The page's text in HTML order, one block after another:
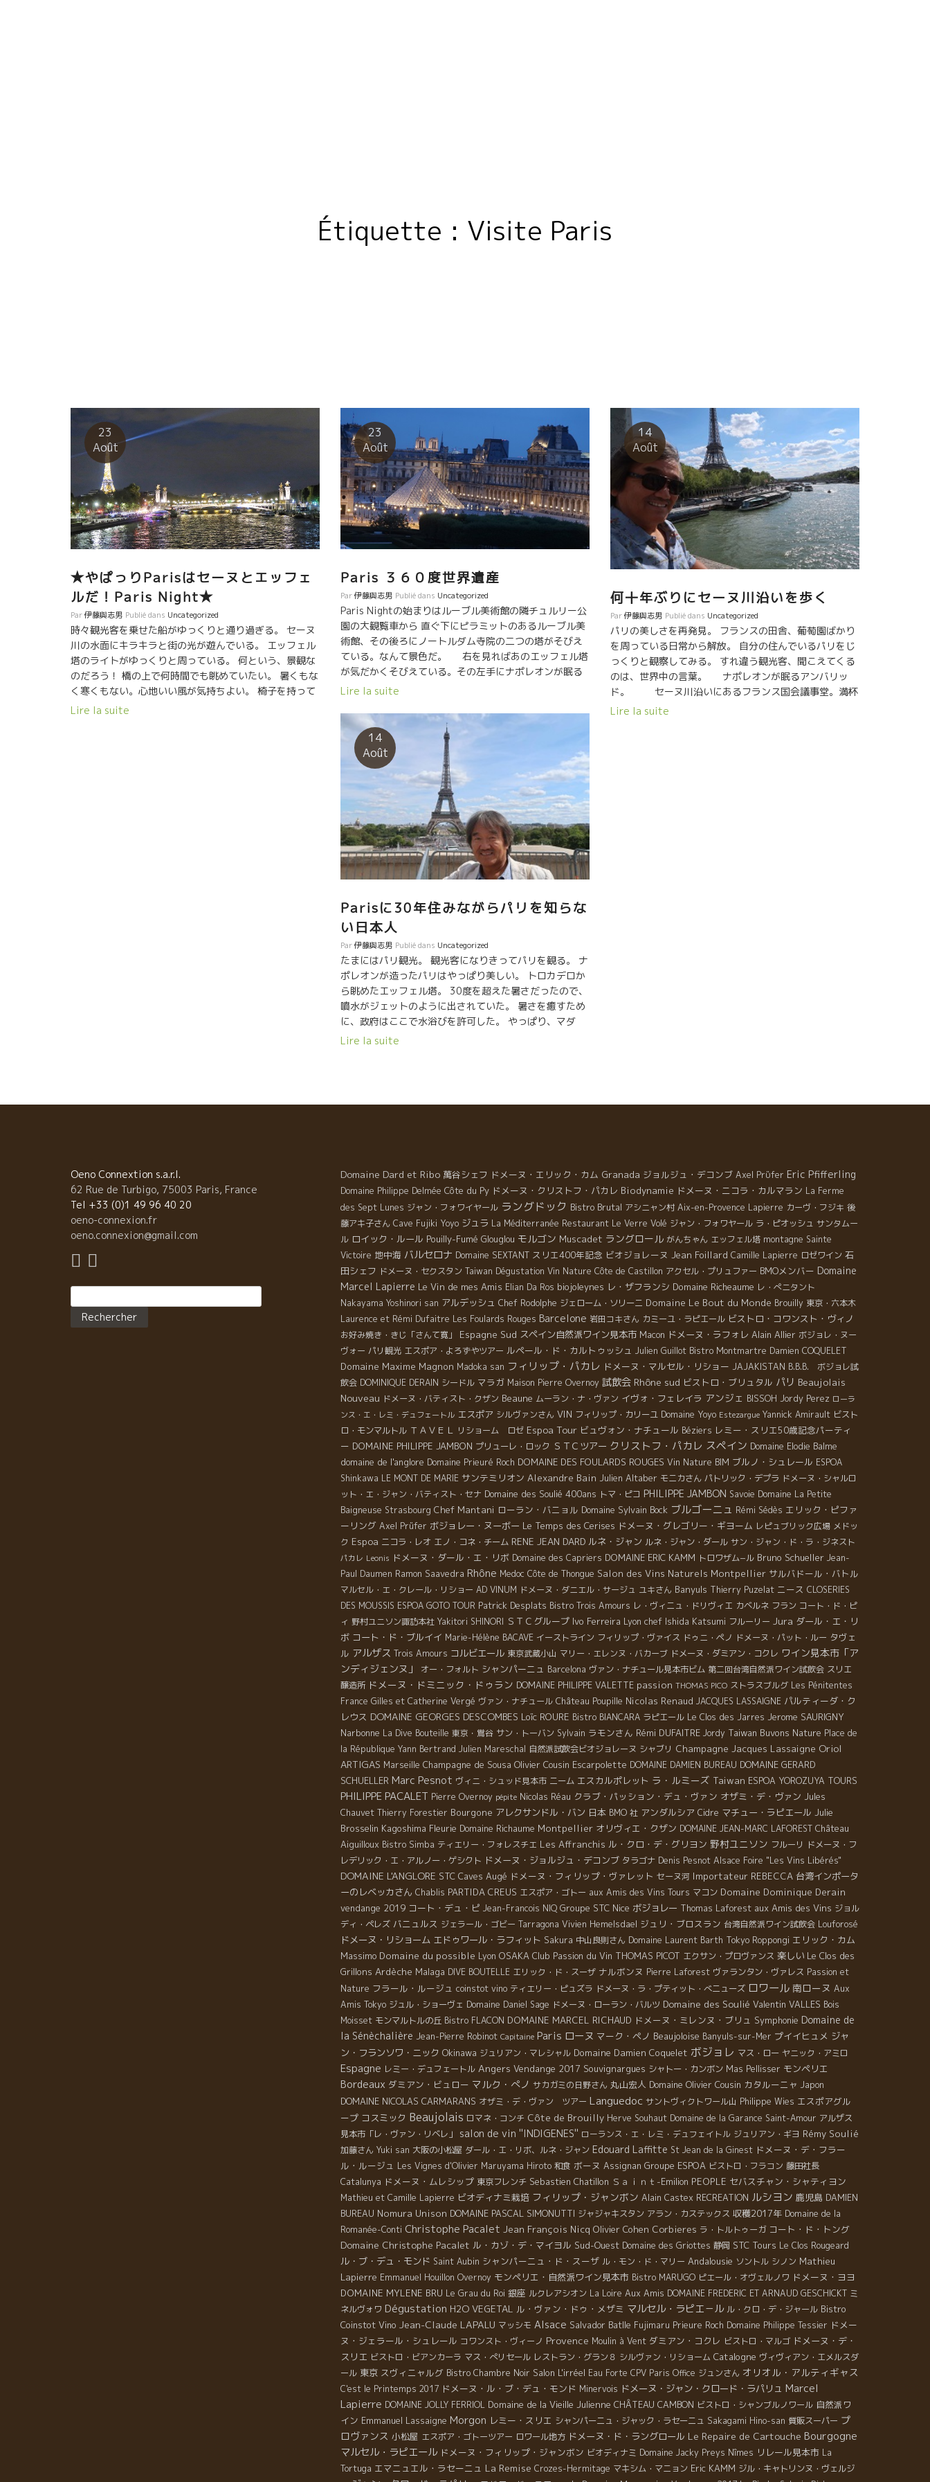
Étiquette : Visite Paris
23
Août
★やぱっりParisはセーヌとエッフェ
ルだ！Paris Night★
Par伊藤與志男 Publié dans Uncategorized
時々観光客を乗せた船がゆっくりと通り過ぎる。 セーヌ
川の水面にキラキラと街の光が遊んでいる。 エッフェル
塔のライトがゆっくりと周っている。 何という、景観な
のだろう！ 橋の上で何時間でも眺めていたい。 暑くもな
く寒くもない。心地いい風が気持ちよい。 椅子を持って
きてゆっくり寛いでいる人もいる。 まだバカンスで、パ
Lire la suite
23
Août
Paris ３６０度世界遺産
Par伊藤與志男 Publié dans Uncategorized
Paris Nightの始まりはルーブル美術館の隣チュルリー公
園の大観覧車から 直ぐ下にピラミットのあるルーブル美
術館、その後ろにノートルダム寺院の二つの塔がそびえ
ている。なんて景色だ。 右を見ればあのエッフェル塔
が気だかくそびえている。その左手にナポレオンが眠る
アンバリッド。 反対側にはモンマルトルの丘、サクレ
360度すべて世界遺産。パリは凄いなー！感動の数
分間。大観覧車３周まわってくれました。
Lire la suite
14
Août
何十年ぶりにセーヌ川沿いを歩く
Par伊藤與志男 Publié dans Uncategorized
パリの美しさを再発見。 フランスの田舎、葡萄園ばかり
を周っている日常から解放。 自分の住んでいるパリをじ
っくりと観察してみる。 すれ違う観光客、聞こえてくる
のは、世界中の言葉。 ナポレオンが眠るアンバリッ
ド。 セーヌ川沿いにあるフランス国会議事堂。満杯
のお客を乗せてセーヌ川下り。遠くになったエッフェ
Lire la suite
14
Août
Parisに30年住みながらパリを知らな
い日本人
Par伊藤與志男 Publié dans Uncategorized
たまにはパリ観光。 観光客になりきってパリを観る。 ナ
ポレオンが造ったパリはやっぱり美しい。 トロカデロか
ら眺めたエッフェル塔。 30度を超えた暑さだったので、
噴水がジェットのように出されていた。 暑さを癒すため
に、政府はここで水浴びを許可した。 やっぱり、マダ
ム・エッフェル塔はカッコいいね。
Lire la suite
Oeno Connextion s.a.r.l.
62 Rue de Turbigo, 75003 Paris, France
Tel +33 (0)1 49 96 40 20
oeno-connexion.fr
oeno.connexion@gmail.com
Domaine Dard et Ribo 萬谷シェフ ドメーヌ・エリック・カム Granada ジョルジュ・デコンブ Axel Prϋfer Eric Pfifferling
Domaine Philippe Delmée Côte du Py ドメーヌ・クリストフ・パカレ Biodynamie ドメーヌ・ニコラ・カルマラン La Ferme
des Sept Lunes ジャン・フォワイヤール ラングドック Bistro Brutal アシニャン村 Aix-en-Provence Lapierre カーヴ・フジキ 後
藤アキ子さん Cave Fujiki Yoyo ジュラ La Méditerranée Restaurant Le Verre Volé ジャン・フォワヤール ラ・ピオッシュ サンタムー
ル ロイック・ルール Pouilly-Fumé Glouglou モルゴン Muscadet ラングロール がんちゃん エッフェル塔 montagne Sainte
Victoire 地中海 バルセロナ Domaine SEXTANT スリエ400年記念 ビオジョレーヌ Jean Foillard Camille Lapierre ロゼワイン 石
田シェフ ドメーヌ・セクスタン Taiwan Dégustation Vin Nature Côte de Castillon アクセル・プリュファー BMOメンバー Domaine
Marcel Lapierre Le Vin de mes Amis Elian Da Ros biojoleynes レ・ザフランシ Domaine Richeaume レ・ぺニタント
Nakayama Yoshinori san アルデッシュ Chef Rodolphe ジェローム・ソリーニ Domaine Le Bout du Monde Brouilly 東京・六本木
Laurence et Rémi Dufaitre Les Foulards Rouges Barcelone 岩田コキさん カミーユ・ラピエール ビストロ・コワンスト・ヴィノ
お好み焼き・きじ「さんて寛」 Espagne Sud スペイン自然派ワイン見本市 Macon ドメーヌ・ラフォレ Alain Allier ボジョレ・ヌー
ヴォー パリ観光 エスポア・よろずやツアー ルペール・ド・カルトゥッシュ Julien Guillot Bistro Montmartre Damien COQUELET
Domaine Maxime Magnon Madoka san フィリップ・パカレ ドメーヌ・マルセル・リショー JAJAKISTAN B.B.B. ボジョレ試
飲会 DOMINIQUE DERAIN シードル マラガ Maison Pierre Overnoy 試飲会 Rhône sud ビストロ・ブリュタル パリ Beaujolais
Nouveau ドメーヌ・バティスト・クザン Beaune ムーラン・ナ・ヴァン イヴォ・フェレイラ アンジェ BISSOH Jordy Perez ローラ
ンス・エ・レミ・デュフェートル エスポア シルヴァンさん VIN フィリップ・カリーユ Domaine Yoyo Estezargue Yannick Amirault ビスト
ロ・モンマルトル ＴＡＶＥＬ リショーム ロゼ Espoa Tour ビュヴォン・ナチュール Béziers レミー・スリエ50歳記念パーティ
ー DOMAINE PHILIPPE JAMBON プリューレ・ロック ＳＴＣツアー クリストフ・パカレ スペイン Domaine Elodie Balme
domaine de l'anglore Domaine Prieuré Roch DOMAINE DES FOULARDS ROUGES Vin Nature BIM ブルノ・シュレール ESPOA
Shinkawa LE MONT DE MARIE サンテミリオン Alexandre Bain Julien Altaber モニカさん パトリック・デプラ ドメーヌ・シャルロ
ット・エ・ジャン・バティスト・セナ Domaine des Soulié 400ans トマ・ピコ PHILIPPE JAMBON Savoie Domaine La Petite
Baigneuse Strasbourg Chef Mantani ローラン・バニョル Domaine Sylvain Bock ブルゴーニュ Rémi Sédès エリック・ピファ
ーリング Axel Prüfer ボジョレー・ヌーボー Le Temps des Cerises ドメーヌ・グレゴリー・ギヨーム レピュブリック広場 メドッ
ク Espoa ニコラ・レオ エノ・コネ・チーム RENE JEAN DARD ルネ・ジャン ルネ・ジャン・ダール サン・ジャン・ド・ラ・ジネスト
パカレ Leonis ドメーヌ・ダール・エ・リボ Domaine des Capriers DOMAINE ERIC KAMM トロワザム−ル Bruno Schueller Jean-
Paul Daumen Ramon Saavedra Rhône Medoc Côte de Thongue Salon des Vins Naturels Montpellier サルバドール・バトル
マルセル・エ・クレール・リショー AD VINUM ドメーヌ・ダニエル・サージュ ユキさん Banyuls Thierry Puzelat ニース CLOSERIES
DES MOUSSIS ESPOA GOTO TOUR Patrick Desplats Bistro Trois Amours レ・ヴィニュ・ドリヴィエ カベルネ フラン コート・ド・ピ
ィ 野村ユニソン諏訪本社 Yakitori SHINORI ＳＴＣグループ Ivo Ferreira Lyon chef Ishida Katsumi フルーリー Jura ダール・エ・リ
ボ コート・ド・ブルイイ Marie-Hélène BACAVE イーストライン フィリップ・ヴァイス ドゥニ・ペノ ドメーヌ・パット・ルー タヴェ
ル アルザス Trois Amours コルビエール 東京武蔵小山 マリー・エレンヌ・バカーブ ドメーヌ・ダミアン・コクレ ワイン見本市「ア
ンディジェンヌ」
オー・フォルト シャンパーニュ Barcelona ヴァン・ナチュール見本市ビム 第二回台湾自然派ワイン試飲会 スリエ
醸造所 ドメーヌ・ドミニック・ドゥラン DOMAINE PHILIPPE VALETTE passion THOMAS PICO ストラスブルグ Les Pénitentes
France Gilles et Catherine Vergé ヴァン・ナチュール Château Poupille Nicolas Renaud JACQUES LASSAIGNE パルティーダ・ク
レウス DOMAINE GEORGES DESCOMBES Loïc ROURE Bistro BIANCARA ラピエール Le Clos des Jarres Jerome SAURIGNY
Narbonne La Dive Bouteille 東京・鴬谷 サン・トーバン Sylvain ラモンさん Rémi DUFAITRE Jordy Taiwan Buvons Nature Place de
la République Yann Bertrand Julien Mareschal 自然派試飲会ビオジョレーヌ シャブリ Champagne Jacques Lassaigne Oriol
ARTIGAS Marseille Champagne de Sousa Olivier Cousin Escarpolette DOMAINE DAMIEN BUREAU DOMAINE GERARD
SCHUELLER Marc Pesnot ヴィニ・シュッド見本市 ニーム エスカルポレット ラ・ルミーズ Taiwan ESPOA YOROZUYA TOURS
PHILIPPE PACALET Pierre Overnoy pépite Nicolas Réau クラブ・パッション・デュ・ヴァン オザミ・デ・ヴァン Jules
Chauvet Thierry Forestier Bourgone アレクサンドル・バン 日本 BMO 社 アンダルシア Cidre マチュー・ラピエール Julie
Brosselin Kagoshima Fleurie Domaine Richaume Montpellier オリヴィエ・クザン DOMAINE JEAN-MARC LAFOREST Château
Aiguilloux Bistro Simba ティエリー・フォレスチエ Les Affranchis ル・クロ・デ・グリヨン 野村ユニソン フルーリ ドメーヌ・フ
レデリック・エ・アルノー・ゲシクト ドメーヌ・ジョルジュ・デコンブ タラゴナ Denis Pesnot Alsace Foire "Les Vins Libérés"
DOMAINE L'ANGLORE STC Caves Augé ドメーヌ・フィリップ・ヴァレット セーヌ河 Importateur REBECCA 台湾インポータ
ーのレベッカさん Chablis PARTIDA CREUS エスポア・ゴトー aux Amis des Vins Tours マコン Domaine Dominique Derain
vendange 2019 コート・デュ・ピ Jean-Francois NIQ Groupe STC Nice ボジョレー Thomas Laforest aux Amis des Vins ジョル
ディ・ペレズ バニュルス ジェラール・ゴビー Tarragona Vivien Hemelsdael ジュリ・ブロスラン 台湾自然派ワイン試飲会 Louforosé
ドメーヌ・リショーム エドゥワール・ラフィット Sakura 中山良則さん Domaine Laurent Barth Tokyo Roppongi エリック・カム
Massimo Domaine du possible Lyon OSAKA Club Passion du Vin THOMAS PICOT エクサン・プロヴァンス 楽しい Le Clos des
Grillons Ardèche Malaga DIVE BOUTELLE エリック・ド・スーザ ナルボンヌ Pierre Laforest ヴァランタン・ヴァレス Passion et
Nature フラール・ルージュ coinstot vino ティエリー・ピュズラ ドメーヌ・ラ・プティット・べニューズ ロワール 南ローヌ Aux
Amis Tokyo ジュル・ショーヴェ Domaine Daniel Sage ドメーヌ・ローラン・バルツ Domaine des Soulié Valentin VALLES Bois
Moisset モンマルトルの丘 Bistro FLACON DOMAINE MARCEL RICHAUD ドメーヌ・ミレンヌ・ブリュ Symphonie Domaine de
la Sénèchalière Jean-Pierre Robinot Capitaine Paris ローヌ マーク・ペノ Beaujoloise Banyuls-sur-Mer プイイヒュメ ジャ
ン・フランソワ・ニック Okinawa ジュリアン・マレシャル Domaine Damien Coquelet ボジョレ マス・ロー ヤニック・アミロ
Espagne レミー・デュフェートル Angers Vendange 2017 Souvignargues シャトー・カンボン Mas Pellisser モンペリエ
Bordeaux ダミアン・ビュロー マルク・ぺノ サカガミの日野さん 丸山宏人 Domaine Olivier Cousin カタルーニャ Japon
DOMAINE NICOLAS CARMARANS オザミ・デ・ヴァン ツアー Languedoc サントヴィクトワール山 Philippe Wies エスポアグル
ープ コスミック Beaujolais ロマネ・コンチ Côte de Brouilly Herve Souhaut Domaine de la Garance Saint-Amour アルザス
見本市「レ・ヴァン・リベレ」
salon de vin ''INDIGENES'' ローランス・エ・レミ・デュフェイトル ジュリアン・ギヨ Rémy Soulié
加藤さん Yuki san 大阪の小松屋 ダール・エ・リボ、ルネ・ジャン Edouard Laffitte St Jean de la Ginest ドメーヌ・デ・フラー
ル・ルージュ Les Vignes d'Olivier Maruyama Hiroto 和食 ボーヌ Assignan Groupe ESPOA ビストロ・フラコン 藤田社長
Catalunya ドメーヌ・ムレシップ 東京フレンチ Sebastien Chatillon Ｓａｉｎｔ-Emilion PEOPLE セバスチャン・シャティヨン
Mathieu et Camille Lapierre ビオディナミ栽培 フィリップ・ジャンボン Alain Castex RECREATION ルシヨン 鹿児島 DAMIEN
BUREAU Nomura Unison DOMAINE PASCAL SIMONUTTI ジャジャキスタン アラン・カステックス 収穫2017年 Domaine de la
Romanée-Conti Christophe Pacalet Jean François Nicq Olivier Cohen Corbieres ラ・トルトゥーガ コート・ド・トング
Domaine Christophe Pacalet ル・カゾ・デ・マイヨル Sud-Ouest Domaine des Griottes 静岡 STC Tours Le Clos Rougeard
ル・ブ・デュ・モンド Saint Aubin シャンパーニュ・ド・スーザ ル・モン・ド・マリー Andalousie ソントル シノン Mathieu
Lapierre Emmanuel Houillon Overnoy モンペリエ・自然派ワイン見本市 Bistro MARUGO ピエール・オヴェルノワ ドメーヌ・ヨヨ
DOMAINE MYLENE BRU Le Grau du Roi 銀座 ルクレアシオン La Loire Aux Amis DOMAINE FREDERIC ET ARNAUD GESCHICKT ミ
ネルヴォワ Dégustation H2O VEGETAL ル・ヴァン・ドゥ・メザミ マルセル・ラピエ－ル ル・クロ・デ・ジャール Bistro
Coinstot Vino Jean-Claude LAPALU マッシモ Alsace Salvador Batlle Fujimaru Prieure Roch Domaine Philippe Tessier ドメー
ヌ・ジェラール・シュレール コワンスト・ヴィーノ Provence Moulin à Vent ダミアン・コクレ ビストロ・マルゴ ドメーヌ・デ・
スリエ ビストロ・ビアンカーラ マス・ぺリセール レストラン・グラン８ シルヴァン・リショーム Catalogne ヴィヴィアン・エメルスダ
ール 東京 スヴィニャルグ Bistro Chambre Noir Salon L'irréel Eau Forte CPV Paris Office ジュンさん オリオル・アルティギャス
C'est le Printemps 2017 ドメーヌ・ル・ブ・デュ・モンド Minervois ドメーヌ・ジャン・クロード・ラパリュ Marcel
Lapierre DOMAINE JOLLY FERRIOL Domaine de la Vieille Julienne CHÂTEAU CAMBON ビストロ・シャンブルノワール 自然派ワ
イン Emmanuel Lassaigne Morgon レミー・スリエ シャンパーニュ・ジャック・ラセーニュ Sakagami Hino-san 質販スーパー プ
ロヴァンス 小松屋 エスポア・ゴトーツアー ロワール地方 ドメーヌ・ド・ラングロール Le Repaire de Cartouche Bourgogne
マルセル・ラピエール ドメーヌ・フィリップ・ジャンボン ビオディナミ Domaine Jacky Preys Nîmes リレール見本市 La
Tortuga エマニュエル・ラセーニュ La Remise Crozes-Hermitage マキシム・マニョン Eric KAMM ジル・キャトリンヌ・ヴェルジ